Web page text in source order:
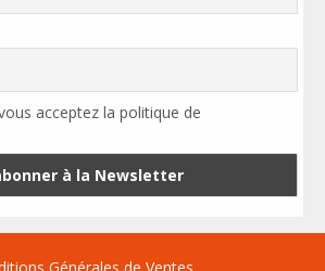
acceptez la politique de
Générales de Ventes